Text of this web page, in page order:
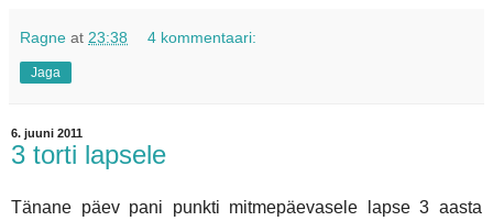
Ragne at 23:38 4 kommentaari:
Jaga
6. juuni 2011
3 torti lapsele
Tänane päev pani punkti mitmepäevasele lapse 3 aasta